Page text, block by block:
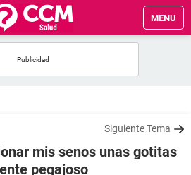
MENU
Siguiente Tema
mis senos unas gotitas
pegajoso